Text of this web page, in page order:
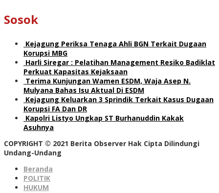
Sosok
Kejagung Periksa Tenaga Ahli BGN Terkait Dugaan
Korupsi MBG
Harli Siregar : Pelatihan Management Resiko Badiklat
Perkuat Kapasitas Kejaksaan
Terima Kunjungan Wamen ESDM, Waja Asep N.
Mulyana Bahas Isu Aktual Di ESDM
Kejagung Keluarkan 3 Sprindik Terkait Kasus Dugaan
Korupsi FA Dan DR
Kapolri Listyo Ungkap ST Burhanuddin Kakak
Asuhnya
COPYRIGHT © 2021 Berita Observer Hak Cipta Dilindungi
Undang-Undang
Beranda
POLITIK
HUKUM